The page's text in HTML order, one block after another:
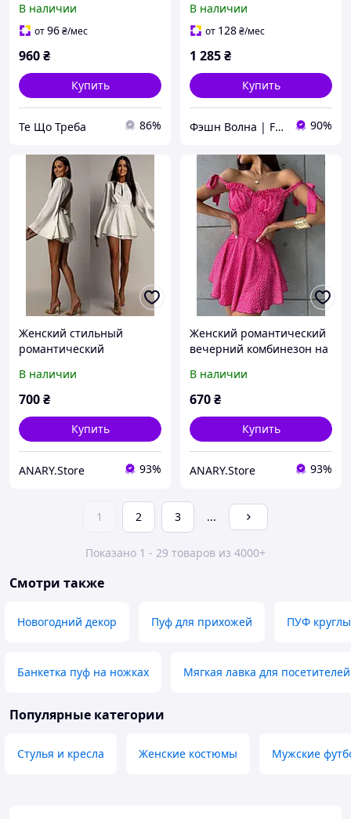
В наличии
от96₴/мес
960₴
Купить
Те Що Треба 86%
Идеальный образ на
осень для твоих
В наличии
от 128₴/мес
1 285₴
Купить
Фэшн Волна | Fashion Wave 90%
Женский стильный
романтический
В наличии
700₴
Купить
ANARY.Store 93%
Женский романтический
вечерний комбинезон на
В наличии
670₴
Купить
ANARY.Store 93%
1 2 3 ...
Показано 1 - 29 товаров из 4000+
Смотри также
Новогодний декор Пуф для прихожей ПУФ
Банкетка пуф на ножках Мягкая лавка для посетителей
Популярные категории
Стулья и кресла Женские костюмы Мужские